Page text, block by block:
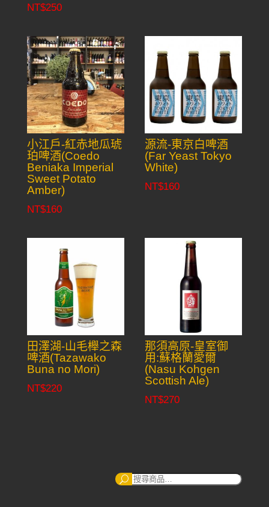
NT$250
小江戶-紅赤地瓜琥
珀啤酒(Coedo
Beniaka Imperial
Sweet Potato
Amber)
NT$160
源流-東京白啤酒
(Far Yeast Tokyo
White)
NT$160
田澤湖-山毛櫸之森
啤酒(Tazawako
Buna no Mori)
NT$220
那須高原-皇室御
用:蘇格蘭愛爾
(Nasu Kohgen
Scottish Ale)
NT$270
搜